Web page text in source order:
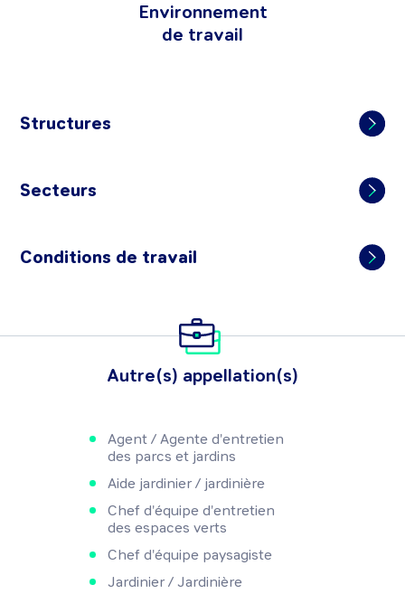
Environnement
de travail
Structures
Secteurs
Conditions de travail
Autre(s) appellation(s)
Agent / Agente d'entretien
des parcs et jardins
Aide jardinier / jardinière
Chef d'équipe d'entretien
des espaces verts
Chef d'équipe paysagiste
Jardinier / Jardinière